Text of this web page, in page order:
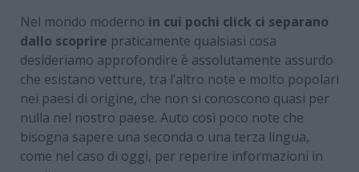
Nel mondo moderno in cui pochi click ci separano
dallo scoprire praticamente qualsiasi cosa
desideriamo approfondire è assolutamente assurdo
che esistano vetture, tra l’altro note e molto popolari
nei paesi di origine, che non si conoscono quasi per
nulla nel nostro paese. Auto così poco note che
bisogna sapere una seconda o una terza lingua,
come nel caso di oggi, per reperire informazioni in